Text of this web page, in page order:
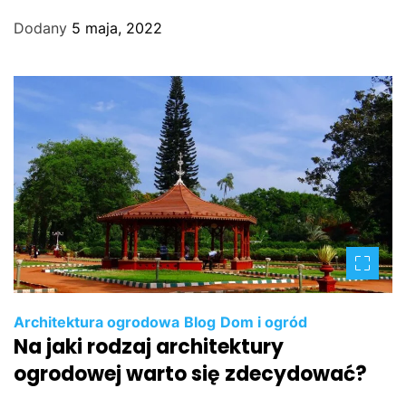
Dodany 5 maja, 2022
Architektura ogrodowa Blog Dom i ogród
Na jaki rodzaj architektury
ogrodowej warto się zdecydować?